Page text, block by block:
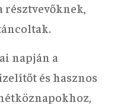
résztvevőknek,
napján a
és hasznos